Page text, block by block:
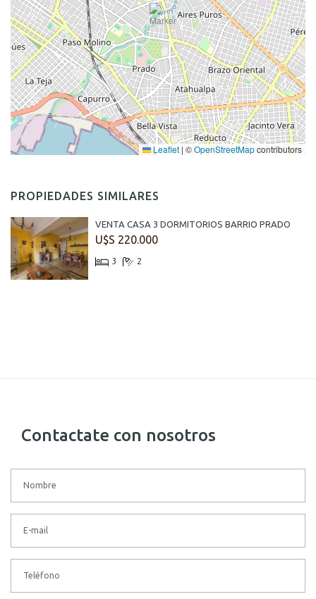
Leaflet | ©OpenStreetMapcontributors
PROPIEDADES SIMILARES
VENTA CASA 3 DORMITORIOS BARRIO PRADO
U$S 220.000
3 2
Contactate con nosotros